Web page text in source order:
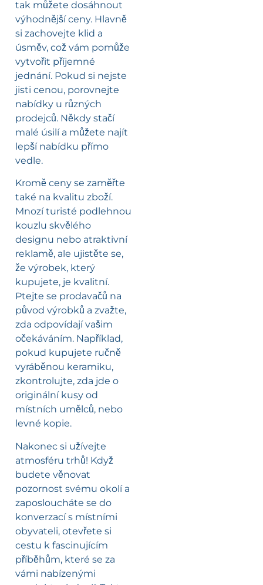
tak můžete dosáhnout
výhodnější ceny. Hlavně
si zachovejte klid a
úsměv, což vám pomůže
vytvořit příjemné
jednání. Pokud si nejste
jisti cenou, porovnejte
nabídky u různých
prodejců. Někdy stačí
malé úsilí a můžete najít
lepší nabídku přímo
vedle.
Kromě ceny se zaměřte
také na kvalitu zboží.
Mnozí turisté podlehnou
kouzlu skvělého
designu nebo atraktivní
reklamě, ale ujistěte se,
že výrobek, který
kupujete, je kvalitní.
Ptejte se prodavačů na
původ výrobků a zvažte,
zda odpovídají vašim
očekáváním. Například,
pokud kupujete ručně
vyráběnou keramiku,
zkontrolujte, zda jde o
originální kusy od
místních umělců, nebo
levné kopie.
Nakonec si užívejte
atmosféru trhů! Když
budete věnovat
pozornost svému okolí a
zaposloucháte se do
konverzací s místními
obyvateli, otevřete si
cestu k fascinujícím
příběhům, které se za
vámi nabízenými